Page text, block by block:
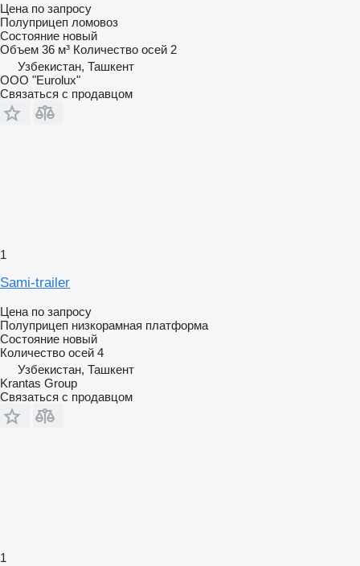
Цена по запросу
Полуприцеп ломовоз
Состояние новый
Объем 36 м³ Количество осей 2
Узбекистан, Ташкент
ООО "Eurolux"
Связаться с продавцом
1
Sami-trailer
Цена по запросу
Полуприцеп низкорамная платформа
Состояние новый
Количество осей 4
Узбекистан, Ташкент
Krantas Group
Связаться с продавцом
1